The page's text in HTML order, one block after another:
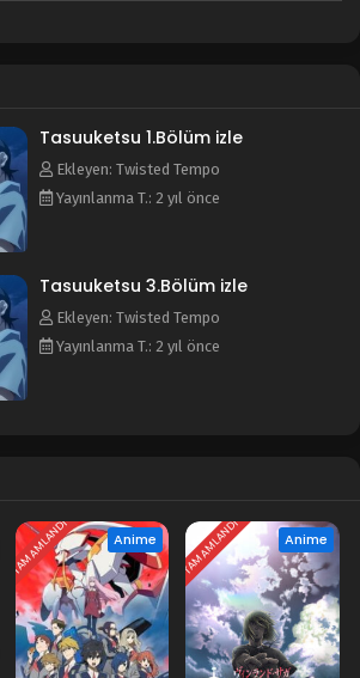
Tasuuketsu 1.Bölüm izle
Ekleyen: Twisted Tempo
Yayınlanma T.: 2 yıl önce
Tasuuketsu 3.Bölüm izle
Ekleyen: Twisted Tempo
Yayınlanma T.: 2 yıl önce
TAMAMLANDI Anime TAMAMLANDI Anime